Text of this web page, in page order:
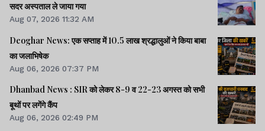
सदर अस्पताल ले जाया गया
Aug 07, 2026 11:32 AM
Deoghar News: एक सप्ताह में 10.5 लाख श्रद्धालुओं ने किया बाबा
का जलाभिषेक
Aug 06, 2026 07:37 PM
Dhanbad News : SIR को लेकर 8-9 व 22-23 अगस्त को सभी
बूथों पर लगेंगे कैंप
Aug 06, 2026 02:49 PM